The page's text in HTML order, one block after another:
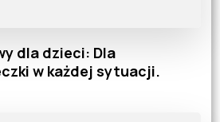
dla dzieci: Dla
w każdej sytuacji.